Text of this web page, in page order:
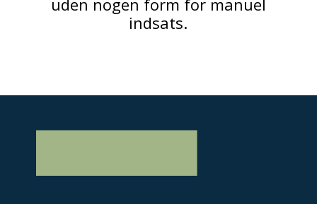
uden nogen form for manuel
indsats.